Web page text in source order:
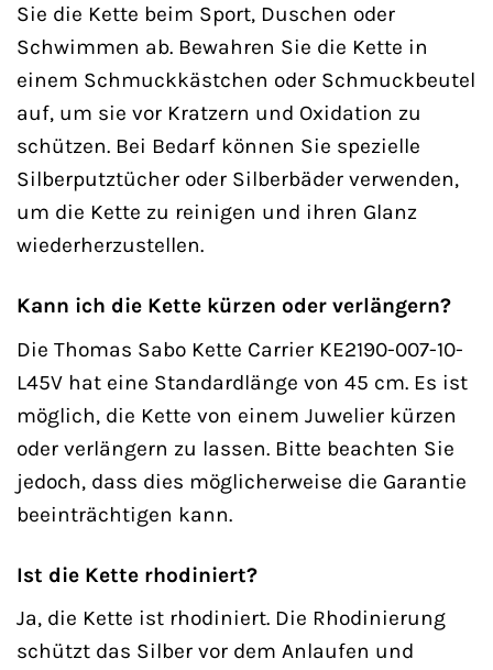
Sie die Kette beim Sport, Duschen oder
Schwimmen ab. Bewahren Sie die Kette in
einem Schmuckkästchen oder Schmuckbeutel
auf, um sie vor Kratzern und Oxidation zu
schützen. Bei Bedarf können Sie spezielle
Silberputztücher oder Silberbäder verwenden,
um die Kette zu reinigen und ihren Glanz
wiederherzustellen.
Kann ich die Kette kürzen oder verlängern?
Die Thomas Sabo Kette Carrier KE2190-007-10-
L45V hat eine Standardlänge von 45 cm. Es ist
möglich, die Kette von einem Juwelier kürzen
oder verlängern zu lassen. Bitte beachten Sie
jedoch, dass dies möglicherweise die Garantie
beeinträchtigen kann.
Ist die Kette rhodiniert?
Ja, die Kette ist rhodiniert. Die Rhodinierung
schützt das Silber vor dem Anlaufen und